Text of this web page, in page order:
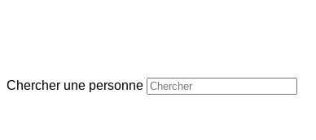
Chercher une personne